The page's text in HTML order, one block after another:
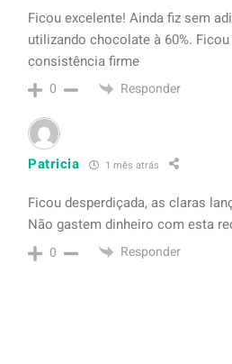
Ficou excelente! Ainda fiz sem
utilizando chocolate à 60%.
consistência firme
0 Responder
Patricia 1 mês atrás
Ficou desperdiçada, as claras
Não gastem dinheiro com esta
0 Responder